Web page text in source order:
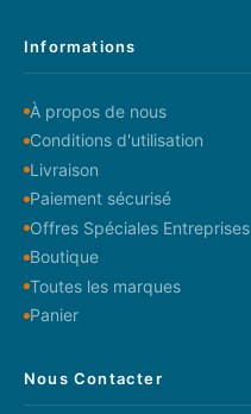
Informations
À propos de nous
Conditions d'utilisation
Livraison
Paiement sécurisé
Offres Spéciales Entreprises
Boutique
Toutes les marques
Panier
Nous Contacter